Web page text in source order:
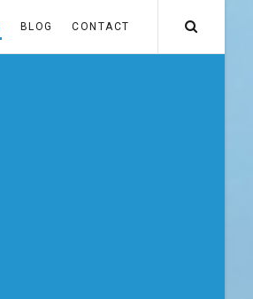
BLOG CONTACT